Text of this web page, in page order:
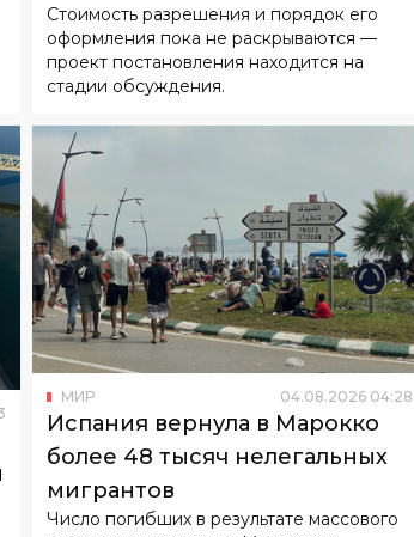
МИР 04.08. 2026 04:28
Испания вернула в Марокко
более 48 тысяч нелегальных
Число погибших в результате массового
наплыва мигрантов из Марокко к
воскресенью достигло как минимум 72-х.